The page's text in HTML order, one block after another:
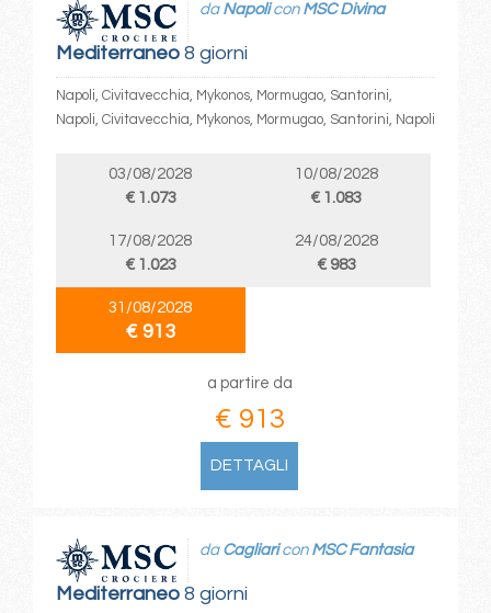
Mediterraneo8 giorni
da Napolicon MSC Divina
Napoli, Civitavecchia, Mykonos, Mormugao, Santorini,
Napoli, Civitavecchia, Mykonos, Mormugao, Santorini, Napoli
03/08/2028
€ 1.073
10/08/2028
€ 1.083
17/08/2028
€ 1.023
24/08/2028
€ 983
31/08/2028
€ 913
a partire da
€ 913
DETTAGLI
Mediterraneo8 giorni
da Cagliaricon MSC Fantasia